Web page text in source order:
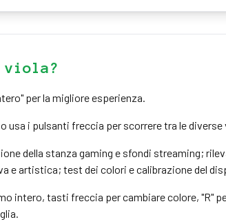
viola?
per la migliore esperienza.
usa i pulsanti freccia per scorrere tra le
della stanza gaming e sfondi streaming;
e artistica; test dei colori e calibrazione del
intero, tasti freccia per cambiare colore, "R"